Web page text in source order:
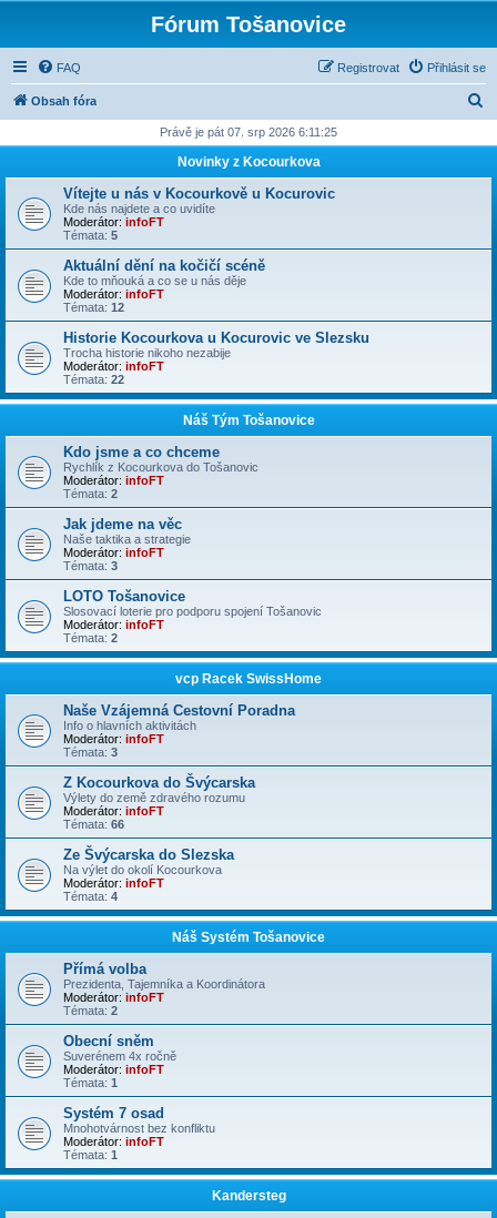
Fórum Tošanovice
FAQ Přihlásit se
Registrovat
Obsah fóra
d
Právě je pát 07. srp 2026 6:11:25
Novinky z Kocourkova
Vítejte u nás v Kocourkově u Kocurovic
Kde nás najdete a co uvidíte
Moderátor: infoFT
Témata: 5
Aktuální dění na kočičí scéně
Kde to mňouká a co se u nás děje
Moderátor: infoFT
Témata: 12
Historie Kocourkova u Kocurovic ve Slezsku
Trocha historie nikoho nezabije
Moderátor: infoFT
Témata: 22
Náš Tým Tošanovice
Kdo jsme a co chceme
Rychlík z Kocourkova do Tošanovic
Moderátor: infoFT
Témata: 2
Jak jdeme na věc
Naše taktika a strategie
Moderátor: infoFT
Témata: 3
LOTO Tošanovice
Slosovací loterie pro podporu spojení Tošanovic
Moderátor: infoFT
Témata: 2
vcp Racek SwissHome
Naše Vzájemná Cestovní Poradna
Info o hlavních aktivitách
Moderátor: infoFT
Témata: 3
Z Kocourkova do Švýcarska
Výlety do země zdravého rozumu
Moderátor: infoFT
Témata: 66
Ze Švýcarska do Slezska
Na výlet do okolí Kocourkova
Moderátor: infoFT
Témata: 4
Náš Systém Tošanovice
Přímá volba
Prezidenta, Tajemníka a Koordinátora
Moderátor: infoFT
Témata: 2
Obecní sněm
Suverénem 4x ročně
Moderátor: infoFT
Témata: 1
Systém 7 osad
Mnohotvárnost bez konfliktu
Moderátor: infoFT
Témata: 1
Kandersteg